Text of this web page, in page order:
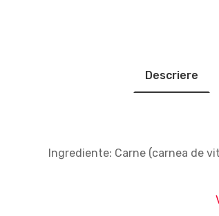
Descriere
Ingrediente: Carne (carnea de